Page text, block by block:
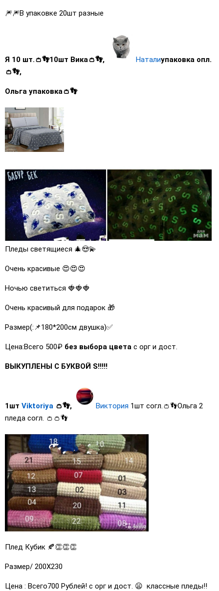
🎆🎆В упаковке 20шт разные
Я 10 шт.👛👣10шт Вика👛👣, Наталиупаковка опл.
👛👣,
Ольга упаковка👛👣
Пледы светящиеся 🎄😍💫
Очень красивые 😍😍😍
Ночью светиться 🍓🍓🍓
Очень красивый для подарок 🎁
Размер(:📌180*200см двушка)✅
Цена:Всего 500₽ без выбора цвета с орг и дост.
ВЫКУПЛЕНЫ С БУКВОЙ S!!!!!
1шт Viktoriya 👛👣, Виктория 1шт согл.👛👣Ольга 2
пледа согл. 👛👛👣
Плед Кубик 🍂👏👏👏
Размер/ 200Х230
Цена : Всего700 Рублей! с орг и дост. 😦 классные пледы!!